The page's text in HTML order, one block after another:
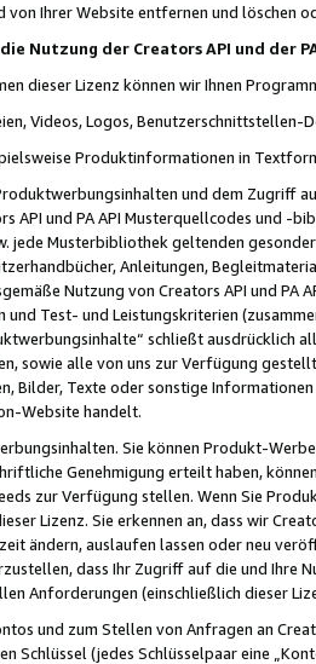
von Ihrer Website entfernen und löschen
Nutzung der Creators API und der
dieser Lizenz können wir Ihnen
Videos, Logos, Benutzerschnittstellen-
Produktinformationen in
und dem Zugriff
API und PA API Musterquellcodes und
jede Musterbibliothek geltenden
Anleitungen,
Nutzung von Creators API und PA
und Test- und Leistungskriterien
schließt ausdrücklich
sowie alle von uns zur Verfügung
Bilder, Texte oder sonstige
Website handelt.
Sie können Produkt-
Genehmigung erteilt haben,
zur Verfügung stellen. Wenn Sie
Lizenz. Sie erkennen an, dass wir
ändern, auslaufen lassen oder neu
dass Ihr Zugriff auf die und Ihre
Anforderungen (einschließlich dieser
und zum Stellen von Anfragen an
Schlüssel (jedes Schlüsselpaar eine